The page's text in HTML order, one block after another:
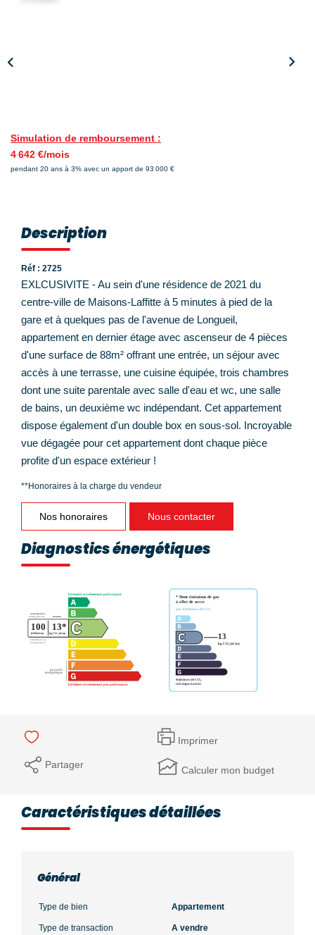
Simulation de remboursement :
4 642 €/mois
pendant 20 ans à 3% avec un apport de 93 000 €
Description
Réf : 2725
EXLCUSIVITE - Au sein d'une résidence de 2021 du
centre-ville de Maisons-Laffitte à 5 minutes à pied de la
gare et à quelques pas de l'avenue de Longueil,
appartement en dernier étage avec ascenseur de 4 pièces
d'une surface de 88m² offrant une entrée, un séjour avec
accès à une terrasse, une cuisine équipée, trois chambres
dont une suite parentale avec salle d'eau et wc, une salle
de bains, un deuxième wc indépendant. Cet appartement
dispose également d'un double box en sous-sol. Incroyable
vue dégagée pour cet appartement dont chaque pièce
profite d'un espace extérieur !
**Honoraires à la charge du vendeur
Nos honoraires Nous contacter
Diagnostics énergétiques
Imprimer
Partager Calculer mon budget
Caractéristiques détaillées
Général
Type de bien Appartement
Type de transaction A vendre